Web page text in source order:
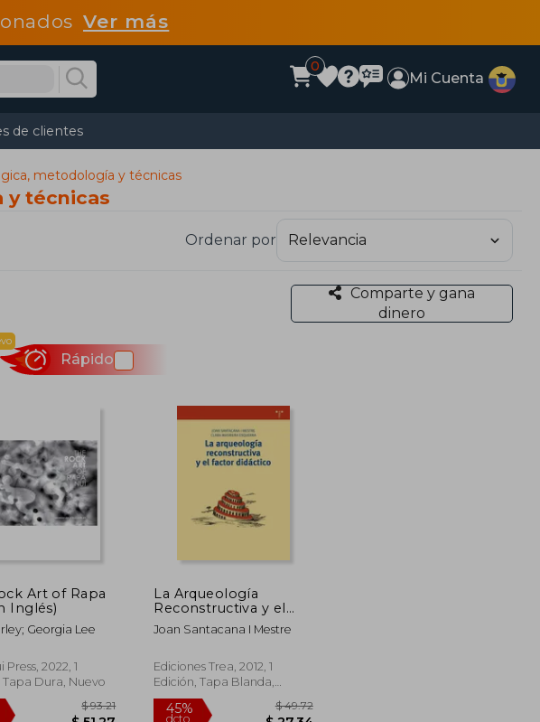
Ver más
0
Mi Cuenta
de clientes
metodología y técnicas
y técnicas
Ordenar por
Comparte y gana
dinero
Rápido
Art of Rapa
Inglés)
Georgia Lee
Press, 2022, 1
Tapa Dura, Nuevo
La Arqueología
Reconstructiva y el
Factor Didáctico
(Biblioteconomía y
Cultural)
Joan Santacana I Mestre
Ediciones Trea, 2012, 1
Edición, Tapa Blanda,
Nuevo